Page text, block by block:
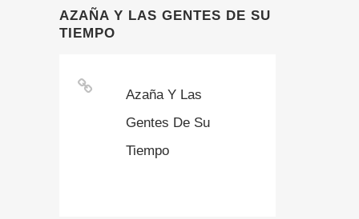
AZAÑA Y LAS GENTES DE SU
TIEMPO
Azaña Y Las
Gentes De Su
Tiempo